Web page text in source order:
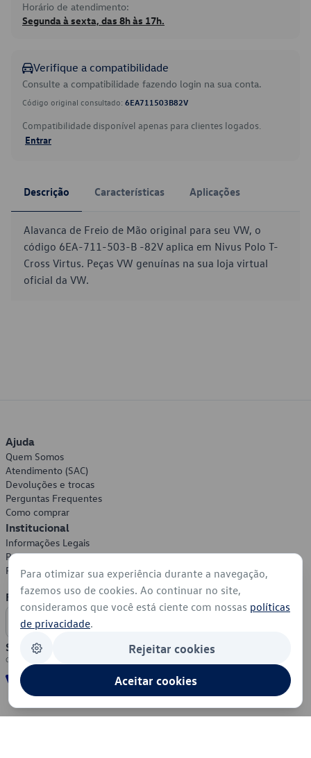
Horário de atendimento:
Segunda à sexta, das 8h às 17h.
Verifique a compatibilidade
Consulte a compatibilidade fazendo login na sua conta.
Código original consultado: 6EA711503B82V
Compatibilidade disponível apenas para clientes logados.
Entrar
Descrição Características Aplicações
Alavanca de Freio de Mão original para seu VW, o
código 6EA-711-503-B -82V aplica em Nivus Polo T-
Cross Virtus. Peças VW genuínas na sua loja virtual
oficial da VW.
Ajuda
Quem Somos
Atendimento (SAC)
Devoluções e trocas
Perguntas Frequentes
Como comprar
Institucional
Informações Legais
Política de Privacidade
Política de Cookies
Formas de Pagamento
Segurança
Para otimizar sua experiência durante a navegação,
fazemos uso de cookies. Ao continuar no site,
consideramos que você está ciente com nossas políticas
de privacidade.
Rejeitar cookies
Aceitar cookies